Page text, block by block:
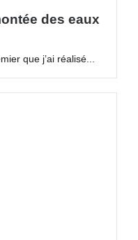
des eaux
que j’ai réalisé...